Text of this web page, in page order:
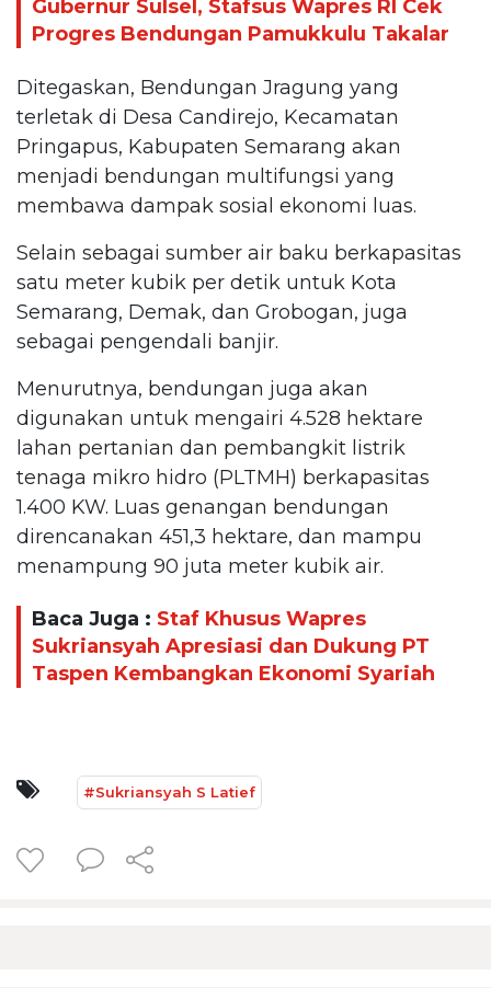
Gubernur Sulsel, Stafsus Wapres RI Cek
Progres Bendungan Pamukkulu Takalar
Ditegaskan, Bendungan Jragung yang
terletak di Desa Candirejo, Kecamatan
Pringapus, Kabupaten Semarang akan
menjadi bendungan multifungsi yang
membawa dampak sosial ekonomi luas.
Selain sebagai sumber air baku berkapasitas
satu meter kubik per detik untuk Kota
Semarang, Demak, dan Grobogan, juga
sebagai pengendali banjir.
Menurutnya, bendungan juga akan
digunakan untuk mengairi 4.528 hektare
lahan pertanian dan pembangkit listrik
tenaga mikro hidro (PLTMH) berkapasitas
1.400 KW. Luas genangan bendungan
direncanakan 451,3 hektare, dan mampu
menampung 90 juta meter kubik air.
Baca Juga : Staf Khusus Wapres
Sukriansyah Apresiasi dan Dukung PT
Taspen Kembangkan Ekonomi Syariah
#Sukriansyah S Latief